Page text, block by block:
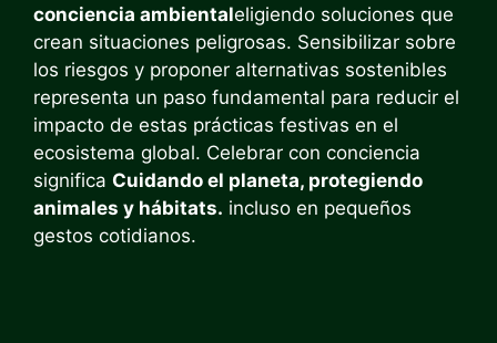
conciencia ambientaleligiendo soluciones que
crean situaciones peligrosas. Sensibilizar sobre
los riesgos y proponer alternativas sostenibles
representa un paso fundamental para reducir el
impacto de estas prácticas festivas en el
ecosistema global. Celebrar con conciencia
significa Cuidando el planeta, protegiendo
animales y hábitats. incluso en pequeños
gestos cotidianos.